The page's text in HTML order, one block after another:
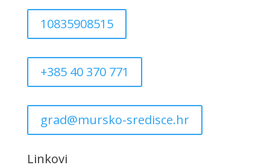
10835908515
+385 40 370 771
grad@mursko-sredisce.hr
Linkovi